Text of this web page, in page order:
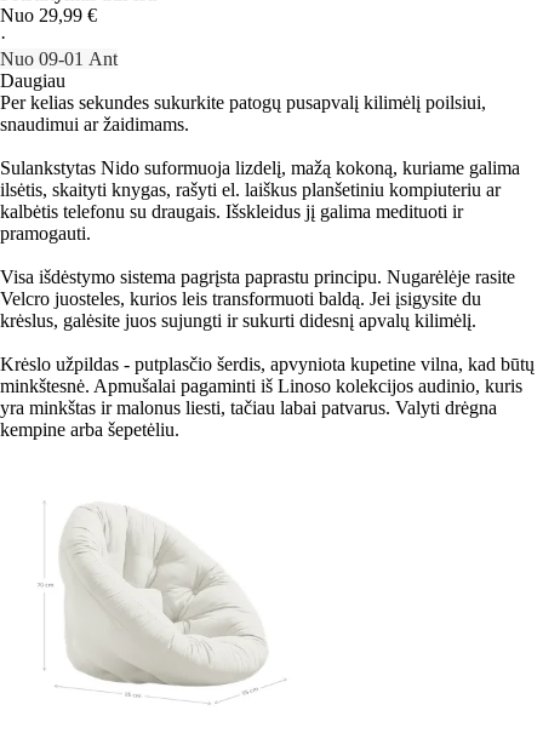
Nuo 29,99 €
·
Nuo 09‑01 Ant
Daugiau
Per kelias sekundes sukurkite patogų pusapvalį kilimėlį poilsiui,
snaudimui ar žaidimams.
Sulankstytas Nido suformuoja lizdelį, mažą kokoną, kuriame galima
ilsėtis, skaityti knygas, rašyti el. laiškus planšetiniu kompiuteriu ar
kalbėtis telefonu su draugais. Išskleidus jį galima medituoti ir
pramogauti.
Visa išdėstymo sistema pagrįsta paprastu principu. Nugarėlėje rasite
Velcro juosteles, kurios leis transformuoti baldą. Jei įsigysite du
krėslus, galėsite juos sujungti ir sukurti didesnį apvalų kilimėlį.
Krėslo užpildas - putplasčio šerdis, apvyniota kupetine vilna, kad būtų
minkštesnė. Apmušalai pagaminti iš Linoso kolekcijos audinio, kuris
yra minkštas ir malonus liesti, tačiau labai patvarus. Valyti drėgna
kempine arba šepetėliu.